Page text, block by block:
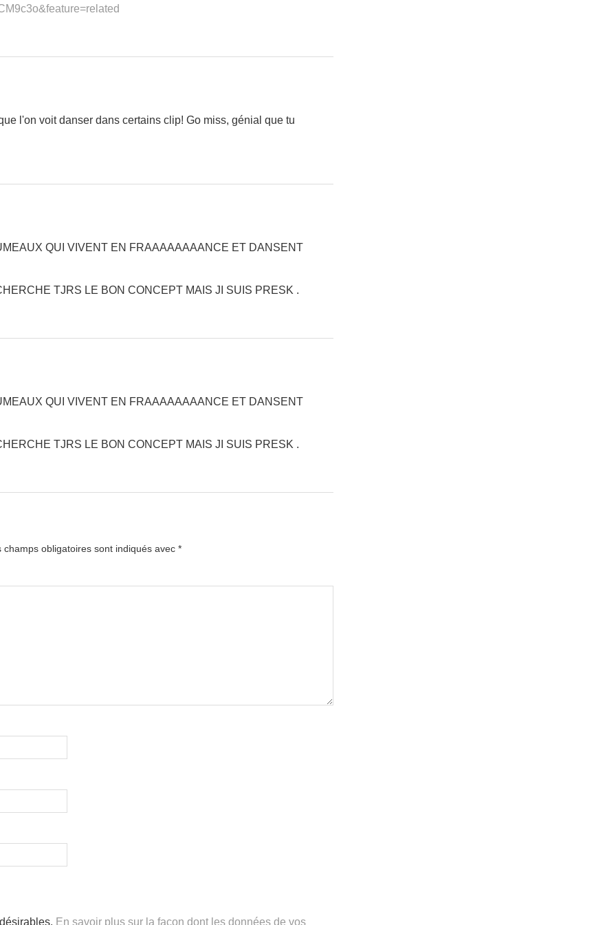
l'on voit danser dans certains clip! Go miss, génial que tu
QUI VIVENT EN FRAAAAAAAANCE ET DANSENT
TJRS LE BON CONCEPT MAIS JI SUIS PRESK .
QUI VIVENT EN FRAAAAAAAANCE ET DANSENT
TJRS LE BON CONCEPT MAIS JI SUIS PRESK .
champs obligatoires sont indiqués avec *
En savoir plus sur la façon dont les données de vos